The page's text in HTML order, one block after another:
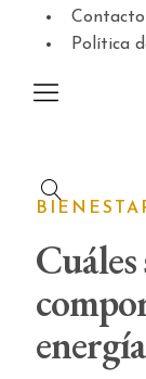
Contacto
Política